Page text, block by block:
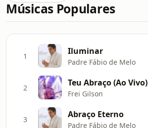
Músicas Populares
1 Iluminar
Padre Fábio de Melo
2 Teu Abraço (Ao Vivo)
Frei Gilson
3 Abraço Eterno
Padre Fábio de Melo